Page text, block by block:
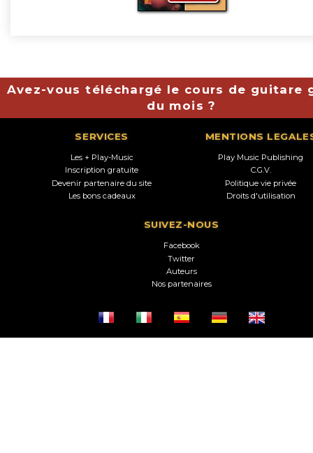
Avez-vous téléchargé le cours de guitare
du mois ?
SERVICES
Les + Play-Music
Inscription gratuite
Devenir partenaire du site
Les bons cadeaux
MENTIONS
Play Music Publishing
C.G.V.
Politique vie privée
Droits d'utilisation
SUIVEZ-NOUS
Facebook
Twitter
Auteurs
Nos partenaires